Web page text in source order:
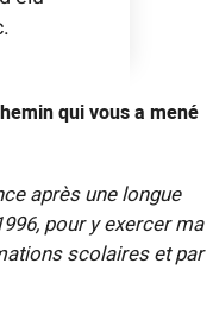
qui vous a mené
après une longue
pour y exercer ma
scolaires et par